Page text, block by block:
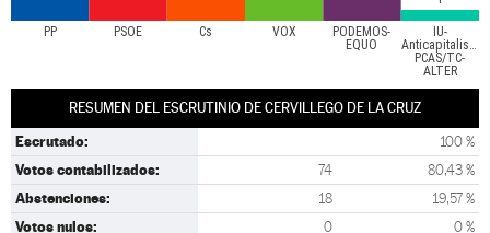
PP PSOE Cs VOX
PODEMOS-
EQUO
IU-
Anticapitalistas-
PCAS/TC-
ALTER
RESUMEN DEL ESCRUTINIO DE CERVILLEGO DE LA CRUZ
Escrutado: 100 %
Votos contabilizados: 74 80,43 %
Abstenciones: 18 19,57 %
Votos nulos: 0 0 %